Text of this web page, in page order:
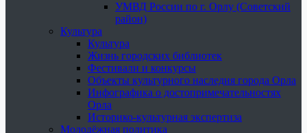
УМВД России по г. Орлу (Советский
район)
Культура
Культура
Жизнь городских библиотек
Фестивали и конкурсы
Объекты культурного наследия города Орла
Инфографика о достопримечательностях
Орла
Историко-культурная экспертиза
Молодёжная политика